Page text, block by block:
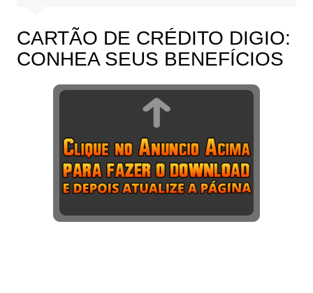
CARTÃO DE CRÉDITO DIGIO:
CONHEA SEUS BENEFÍCIOS